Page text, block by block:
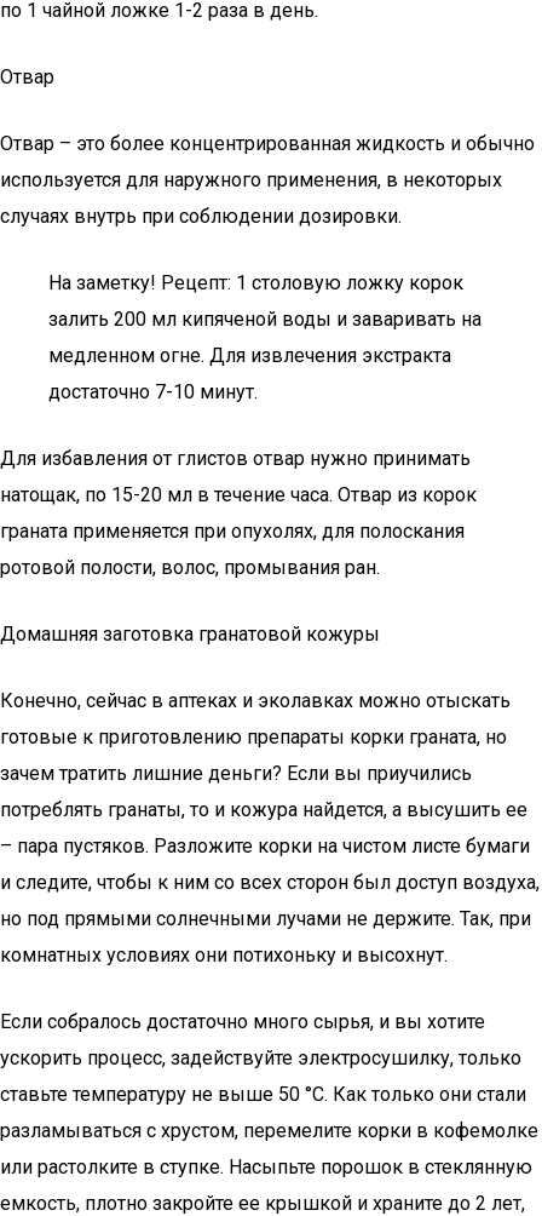
по 1 чайной ложке 1-2 раза в день.
Отвар
Отвар – это более концентрированная жидкость и обычно
используется для наружного применения, в некоторых
случаях внутрь при соблюдении дозировки.
На заметку! Рецепт: 1 столовую ложку корок
залить 200 мл кипяченой воды и заваривать на
медленном огне. Для извлечения экстракта
достаточно 7-10 минут.
Для избавления от глистов отвар нужно принимать
натощак, по 15-20 мл в течение часа. Отвар из корок
граната применяется при опухолях, для полоскания
ротовой полости, волос, промывания ран.
Домашняя заготовка гранатовой кожуры
Конечно, сейчас в аптеках и эколавках можно отыскать
готовые к приготовлению препараты корки граната, но
зачем тратить лишние деньги? Если вы приучились
потреблять гранаты, то и кожура найдется, а высушить ее
– пара пустяков. Разложите корки на чистом листе бумаги
и следите, чтобы к ним со всех сторон был доступ воздуха,
но под прямыми солнечными лучами не держите. Так, при
комнатных условиях они потихоньку и высохнут.
Если собралось достаточно много сырья, и вы хотите
ускорить процесс, задействуйте электросушилку, только
ставьте температуру не выше 50 °C. Как только они стали
разламываться с хрустом, перемелите корки в кофемолке
или растолките в ступке. Насыпьте порошок в стеклянную
емкость, плотно закройте ее крышкой и храните до 2 лет,